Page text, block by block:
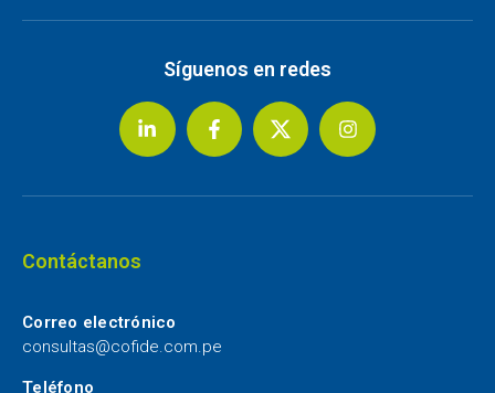
Síguenos en redes
Contáctanos
Correo electrónico
consultas@cofide.com.pe
Teléfono